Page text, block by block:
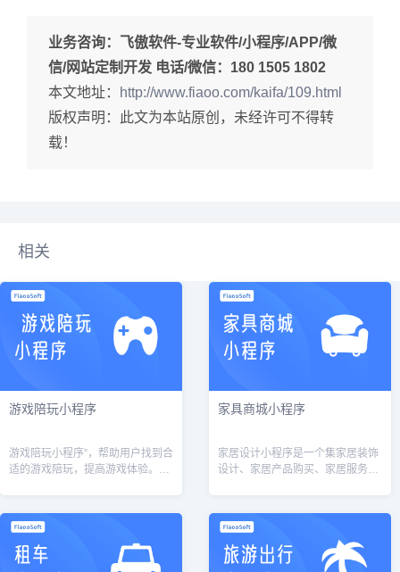
业务咨询： 飞傲软件-专业软件/小程序/APP/微
信/网站定制开发 电话/微信：180 1505 1802
本文地址：
http://www.fiaoo.com/kaifa/109.html
版权声明：此文为本站原创，未经许可不得转
载！
相关
游戏陪玩小程序
游戏陪玩小程序”，帮助用户找到合
适的游戏陪玩，提高游戏体验。同
实现和运...
家具商城小程序
家居设计小程序是一个集家居装饰
设计、家居产品购买、家居服务预
预约家居服...